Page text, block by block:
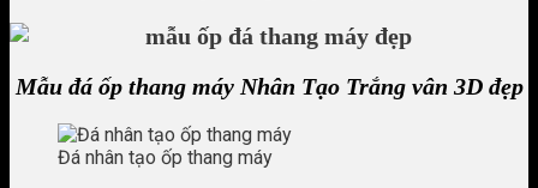
Mẫu đá ốp thang máy Nhân Tạo Trắng vân 3D đẹp
Đá nhân tạo ốp thang máy